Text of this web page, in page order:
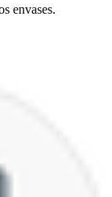
envases.